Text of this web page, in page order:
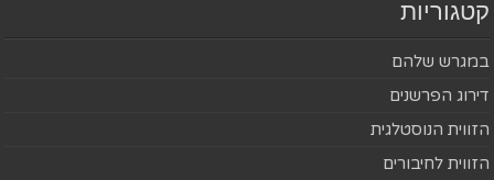
קטגוריות
במגרש שלהם
דירוג הפרשנים
הזווית הנוסטלגית
הזווית לחיבורים